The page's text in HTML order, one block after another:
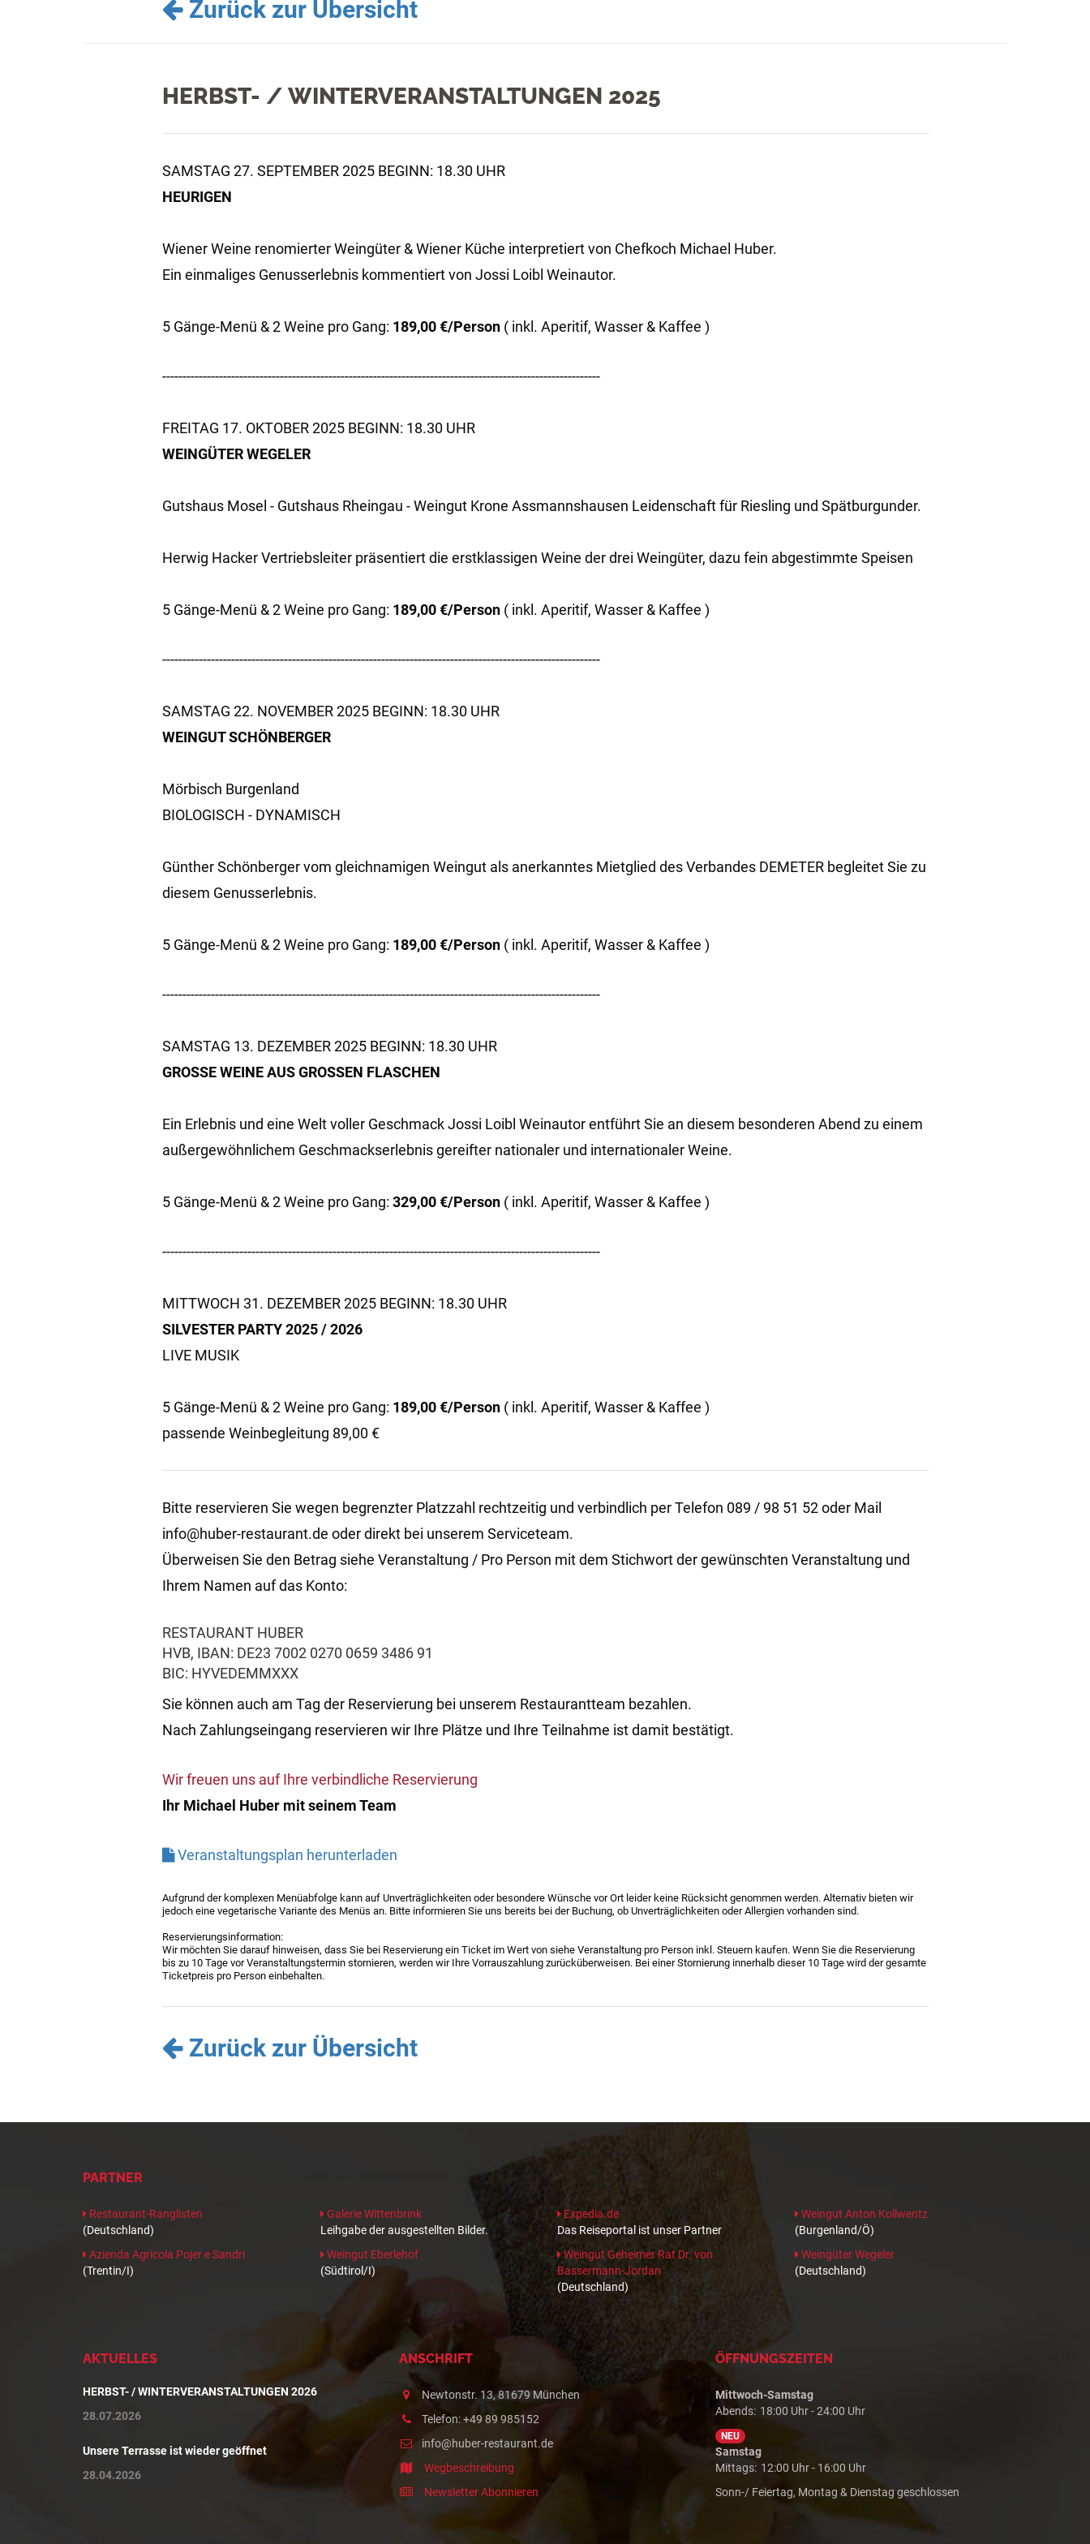
Zurück zur Übersicht
HERBST- / WINTERVERANSTALTUNGEN 2025
SAMSTAG 27. SEPTEMBER 2025 BEGINN: 18.30 UHR
HEURIGEN
Wiener Weine renomierter Weingüter & Wiener Küche ­interpretiert von Chefkoch Michael Huber.
Ein einmaliges Genusserlebnis kommentiert von Jossi Loibl Weinautor.
5 Gänge-Menü & 2 Weine pro Gang: 189,00 €/Person( inkl. Aperitif, Wasser & Kaffee )
------------------------------------------------------------------------------------------------------------
FREITAG 17. OKTOBER 2025 BEGINN: 18.30 UHR
WEINGÜTER WEGELER
Gutshaus Mosel - Gutshaus Rheingau - Weingut Krone Assmannshausen Leidenschaft für Riesling und Spätburgunder.
Herwig Hacker Vertriebsleiter präsentiert die erstklassigen Weine der drei Weingüter, dazu fein abgestimmte Speisen
5 Gänge-Menü & 2 Weine pro Gang: 189,00 €/Person( inkl. Aperitif, Wasser & Kaffee )
------------------------------------------------------------------------------------------------------------
SAMSTAG 22. NOVEMBER 2025 BEGINN: 18.30 UHR
WEINGUT SCHÖNBERGER
Mörbisch Burgenland
BIOLOGISCH - DYNAMISCH
Günther Schönberger vom gleichnamigen Weingut als anerkanntes Mietglied des Verbandes DEMETER begleitet Sie zu
diesem Genusserlebnis.
5 Gänge-Menü & 2 Weine pro Gang: 189,00 €/Person( inkl. Aperitif, Wasser & Kaffee )
------------------------------------------------------------------------------------------------------------
SAMSTAG 13. DEZEMBER 2025 BEGINN: 18.30 UHR
GROSSE WEINE AUS GROSSEN FLASCHEN
Ein Erlebnis und eine Welt voller Geschmack Jossi Loibl Weinautor entführt Sie an diesem besonderen Abend zu einem
außergewöhnlichem Geschmackserlebnis gereifter nationaler und internationaler Weine.
5 Gänge-Menü & 2 Weine pro Gang: 329,00 €/Person( inkl. Aperitif, Wasser & Kaffee )
------------------------------------------------------------------------------------------------------------
MITTWOCH 31. DEZEMBER 2025 BEGINN: 18.30 UHR
SILVESTER PARTY 2025 / 2026
LIVE MUSIK
5 Gänge-Menü & 2 Weine pro Gang: 189,00 €/Person( inkl. Aperitif, Wasser & Kaffee )
passende Weinbegleitung 89,00 €
Bitte reservieren Sie wegen begrenzter Platzzahl rechtzeitig und verbindlich per Telefon 089 / 98 51 52 oder Mail
info@huber-restaurant.de oder direkt bei unserem Serviceteam.
Überweisen Sie den Betrag siehe Veranstaltung / Pro Person mit dem Stichwort der gewünschten Veranstaltung und
Ihrem Namen auf das Konto:
RESTAURANT HUBER
HVB, IBAN: DE23 7002 0270 0659 3486 91
BIC: HYVEDEMMXXX
Sie können auch am Tag der Reservierung bei unserem Restaurantteam bezahlen.
Nach Zahlungseingang reservieren wir Ihre Plätze und Ihre Teilnahme ist damit bestätigt.
Wir freuen uns auf Ihre verbindliche Reservierung
Ihr Michael Huber mit seinem Team
Veranstaltungsplan herunterladen
Aufgrund der komplexen Menüabfolge kann auf Unverträglichkeiten oder besondere Wünsche vor Ort leider keine Rücksicht genommen werden. Alternativ bieten wir
jedoch eine vegetarische Variante des Menüs an. Bitte informieren Sie uns bereits bei der Buchung, ob Unverträglichkeiten oder Allergien vorhanden sind.
Reservierungsinformation:
Wir möchten Sie darauf hinweisen, dass Sie bei Reservierung ein Ticket im Wert von siehe Veranstaltung pro Person inkl. Steuern kaufen. Wenn Sie die Reservierung
bis zu 10 Tage vor Veranstaltungstermin stornieren, werden wir Ihre Vorrauszahlung zurücküberweisen. Bei einer Stornierung innerhalb dieser 10 Tage wird der gesamte
Ticketpreis pro Person einbehalten.
Zurück zur Übersicht
PARTNER
Restaurant-Ranglisten
(Deutschland)
Galerie Wittenbrink
Leihgabe der ausgestellten Bilder.
Expedia.de
Das Reiseportal ist unser Partner
Weingut Anton Kollwentz
(Burgenland/Ö)
Azienda Agricola Pojer e Sandri
(Trentin/I)
Weingut Eberlehof
(Südtirol/I)
Weingut Geheimer Rat Dr. von
Bassermann-Jordan
(Deutschland)
Weingüter Wegeler
(Deutschland)
AKTUELLES
HERBST- / WINTERVERANSTALTUNGEN 2026
28.07.2026
Unsere Terrasse ist wieder geöffnet
28.04.2026
ANSCHRIFT
Newtonstr. 13, 81679 München
Telefon: +49 89 985152
info@huber-restaurant.de
Wegbeschreibung
Newsletter Abonnieren
ÖFFNUNGSZEITEN
Mittwoch-Samstag
Abends: 18:00 Uhr - 24:00 Uhr
NEU
Samstag
Mittags: 12:00 Uhr - 16:00 Uhr
Sonn-/ Feiertag, Montag & Dienstag geschlossen